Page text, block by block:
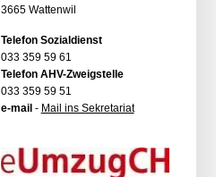
3665 Wattenwil
Telefon Sozialdienst
033 359 59 61
Telefon AHV-Zweigstelle
033 359 59 51
e-mail - Mail ins Sekretariat